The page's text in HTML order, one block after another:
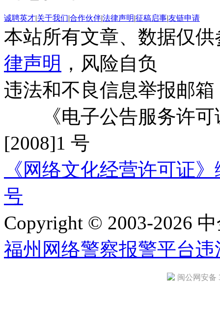
诚聘英才|关于我们|合作伙伴|法律声明|征稿启事|友链申请
本站所有文章、数据仅
律声明 ，风险自负
违法和不良信息举报邮箱
《电子公告服务许可
[2008]1 号
《网络文化经营许可证
号
Copyright © 2003-2026
福州网络警察报警平台违
闽公网安备